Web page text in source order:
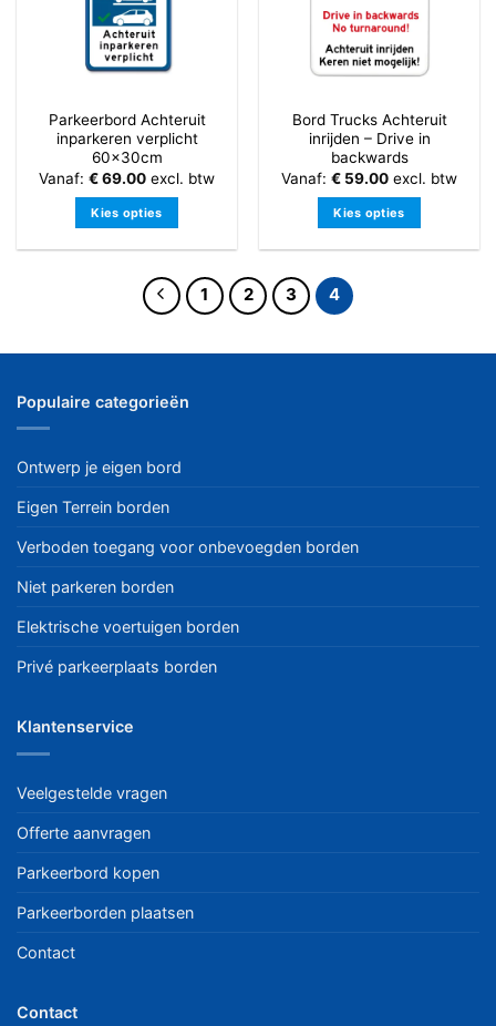
gekozen
worden
op
gekozen
worden
op
productpagina
Parkeerbord Achteruit
inparkeren verplicht
60x30cm
Vanaf: €69.00 excl. btw
Kies opties
heeft
meerdere
Deze
kan
op
productpagina
Bord Trucks Achteruit
inrijden – Drive in
backwards
Vanaf: € 59.00 excl. btw
Kies opties
Deze
1 2 3 4
Populaire categorieën
Ontwerp je eigen bord
Eigen Terrein borden
Verboden toegang voor onbevoegden borden
Niet parkeren borden
Elektrische voertuigen borden
Privé parkeerplaats borden
Klantenservice
Veelgestelde vragen
Offerte aanvragen
Parkeerbord kopen
Parkeerborden plaatsen
Contact
Contact